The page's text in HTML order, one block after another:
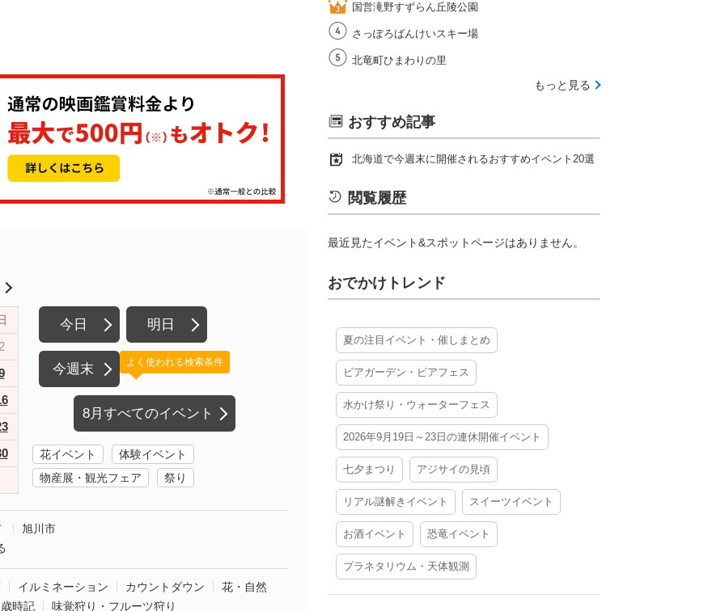
今日 明日
今週末
8月すべてのイベント
よく使われる検索条件
花イベント
体験イベント
物産展・観光フェア
祭り
旭川市
イルミネーション カウントダウン
花・自然
時記
味覚狩り・フルーツ狩り
国営滝野すずらん丘陵公園
さっぽろばんけいスキー場
北竜町ひまわりの里
もっと見る
おすすめ記事
北海道で今週末に開催されるおすすめイベント20選
閲覧履歴
最近見たイベント&スポットページはありません。
おでかけトレンド
夏の注目イベント・催しまとめ
ビアガーデン・ビアフェス
水かけ祭り・ウォーターフェス
2026年9月19日～23日の連休開催イベント
七夕まつり アジサイの見頃
リアル謎解きイベント スイーツイベント
お酒イベント 恐竜イベント
プラネタリウム・天体観測